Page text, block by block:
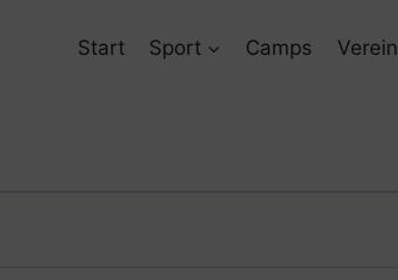
Start Sport Camps Verein